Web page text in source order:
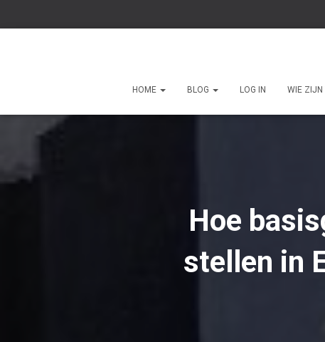
HOME BLOG LOG IN WIE ZIJN
Hoe
stellen in